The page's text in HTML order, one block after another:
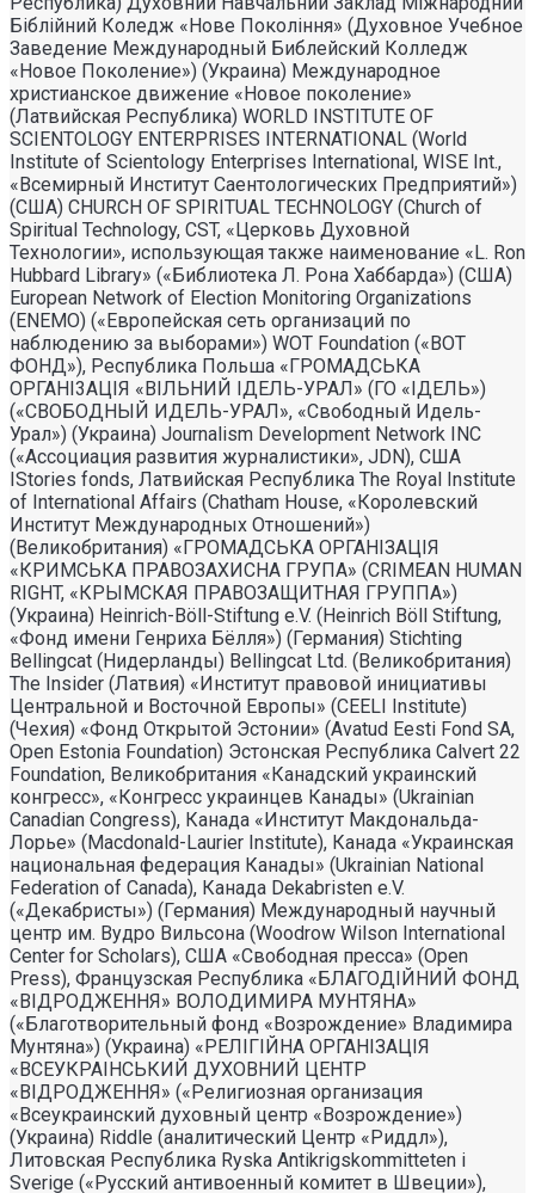
Біблійний Коледж «Нове Покоління» (Духовное Учебное
Заведение Международный Библейский Колледж
«Новое Поколение») (Украина) Международное
христианское движение «Новое поколение»
(Латвийская Республика) WORLD INSTITUTE OF
SCIENTOLOGY ENTERPRISES INTERNATIONAL (World
Institute of Scientology Enterprises International, WISE Int.,
«Всемирный Институт Саентологических Предприятий»)
(США) CHURCH OF SPIRITUAL TECHNOLOGY (Church of
Spiritual Technology, CST, «Церковь Духовной
Технологии», использующая также наименование «L. Ron
Hubbard Library» («Библиотека Л. Рона Хаббарда») (США)
European Network of Election Monitoring Organizations
(ENEMO) («Европейская сеть организаций по
наблюдению за выборами») WOT Foundation («ВОТ
ФОНД»), Республика Польша «ГРОМАДСЬКА
ОРГАНI3АЦIЯ «ВIЛЬНИЙ IДЕЛЬ-УРАЛ» (ГО «IДЕЛЬ»)
(«СВОБОДНЫЙ ИДЕЛЬ-УРАЛ», «Свободный Идель-
Урал») (Украина) Journalism Development Network INC
(«Ассоциация развития журналистики», JDN), США
IStories fonds, Латвийская Республика The Royal Institute
of International Affairs (Chatham House, «Королевский
Институт Международных Отношений»)
(Великобритания) «ГРОМАДСЬКА ОРГАНIЗАЦIЯ
«КРИМСЬКА ПРАВОЗАХИСНА ГРУПА» (CRIMEAN HUMAN
RIGHT, «КРЫМСКАЯ ПРАВОЗАЩИТНАЯ ГРУППА»)
(Украина) Heinrich-Böll-Stiftung e.V. (Heinrich Böll Stiftung,
«Фонд имени Генриха Бёлля») (Германия) Stichting
Bellingcat (Нидерланды) Bellingcat Ltd. (Великобритания)
The Insider (Латвия) «Институт правовой инициативы
Центральной и Восточной Европы» (CEELI Institute)
(Чехия) «Фонд Открытой Эстонии» (Avatud Eesti Fond SA,
Open Estonia Foundation) Эстонская Республика Calvert 22
Foundation, Великобритания «Канадский украинский
конгресс», «Конгресс украинцев Канады» (Ukrainian
Canadian Congress), Канада «Институт Макдональда-
Лорье» (Macdonald-Laurier Institute), Канада «Украинская
национальная федерация Канады» (Ukrainian National
Federation of Canada), Канада Dekabristen e.V.
(«Декабристы») (Германия) Международный научный
центр им. Вудро Вильсона (Woodrow Wilson International
Center for Scholars), США «Свободная пресса» (Open
Press), Французская Республика «БЛАГОДIЙНИЙ ФОНД
«ВIДРОДЖЕННЯ» ВОЛОДИМИРА МУНТЯНА»
(«Благотворительный фонд «Возрождение» Владимира
Мунтяна») (Украина) «РЕЛIГIЙНА ОРГАНIЗАЦIЯ
«ВСЕУКРАIНСЬКИЙ ДУХОВНИЙ ЦЕНТР
«ВIДРОДЖЕННЯ» («Религиозная организация
«Всеукраинский духовный центр «Возрождение»)
(Украина) Riddle (аналитический Центр «Риддл»),
Литовская Республика Ryska Antikrigskommitteten i
Sverige («Русский антивоенный комитет в Швеции»),